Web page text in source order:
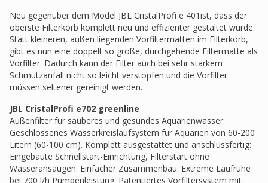
Neu gegenüber dem Model JBL CristalProfi e 401ist, dass der
oberste Filterkorb komplett neu und effizienter gestaltet wurde:
Statt kleineren, außen liegenden Vorfiltermatten im Filterkorb,
gibt es nun eine doppelt so große, durchgehende Filtermatte als
Vorfilter. Dadurch kann der Filter auch bei sehr starkem
Schmutzanfall nicht so leicht verstopfen und die Vorfilter
müssen seltener gereinigt werden.
JBL CristalProfi e702 greenline
Außenfilter für sauberes und gesundes Aquarienwasser:
Geschlossenes Wasserkreislaufsystem für Aquarien von 60-200
Litern (60-100 cm). Komplett ausgestattet und anschlussfertig:
Eingebaute Schnellstart-Einrichtung, Filterstart ohne
Wasseransaugen. Einfacher Zusammenbau. Extreme Laufruhe
bei 700 l/h Pumpenleistung. Patentiertes Vorfiltersystem mit